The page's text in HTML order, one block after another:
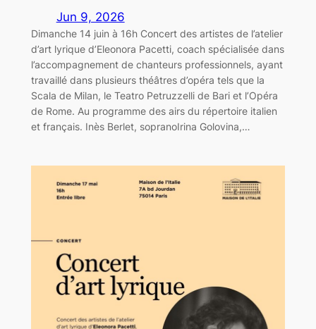
Jun 9, 2026
Dimanche 14 juin à 16h Concert des artistes de l’atelier
d’art lyrique d’Eleonora Pacetti, coach spécialisée dans
l’accompagnement de chanteurs professionnels, ayant
travaillé dans plusieurs théâtres d’opéra tels que la
Scala de Milan, le Teatro Petruzzelli de Bari et l’Opéra
de Rome. Au programme des airs du répertoire italien
et français. Inès Berlet, sopranoIrina Golovina,…